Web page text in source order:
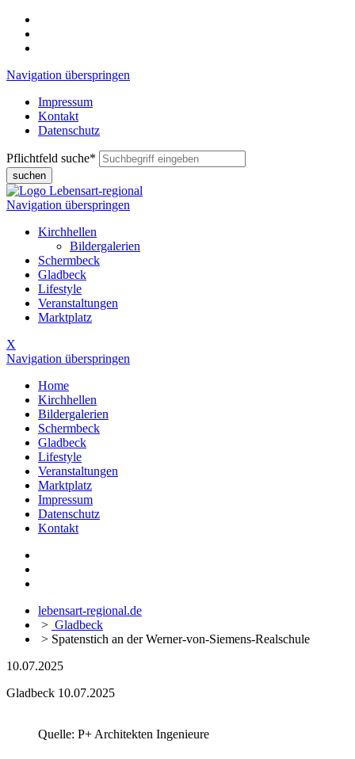
Navigation überspringen
Impressum
Kontakt
Datenschutz
Pflichtfeld suche*
suchen
Navigation überspringen
Kirchhellen
Bildergalerien
Schermbeck
Gladbeck
Lifestyle
Veranstaltungen
Marktplatz
X
Navigation überspringen
Home
Kirchhellen
Bildergalerien
Schermbeck
Gladbeck
Lifestyle
Veranstaltungen
Marktplatz
Impressum
Datenschutz
Kontakt
lebensart-regional.de
> Gladbeck
> Spatenstich an der Werner-von-Siemens-Realschule
10.07.2025
Gladbeck 10.07.2025
Quelle: P+ Architekten Ingenieure